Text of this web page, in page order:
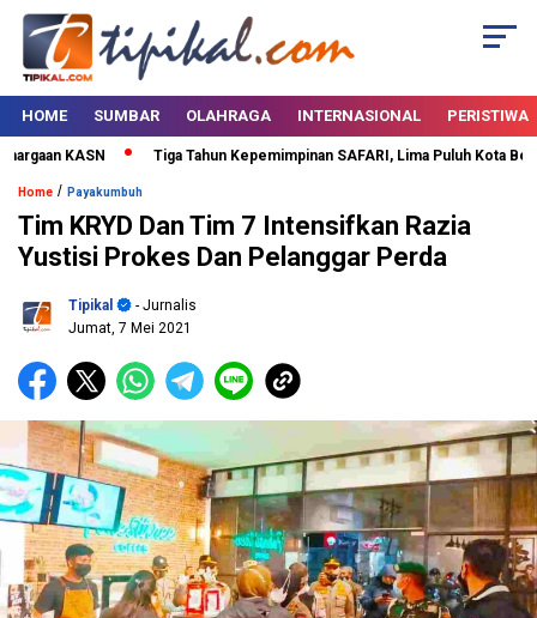
HOME SUMBAR OLAHRAGA INTERNASIONAL PERISTIWA
KASN Tiga Tahun Kepemimpinan SAFARI, Lima Puluh Kota
Home / Payakumbuh
Tim KRYD Dan Tim 7 Intensifkan Razia
Yustisi Prokes Dan Pelanggar Perda
Tipikal
- Jurnalis
Jumat, 7 Mei 2021